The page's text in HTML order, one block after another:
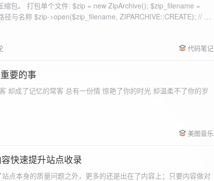
缩包。 打包单个文件: $zip = new ZipArchive(); $zip_filename =
// 打
也就是原文件所在的路径 $zip-
压缩包 //遍历文件 foreach($fileList as
* @param $path 文件夹路径 * @param $zip zip 对象 */ function
代码笔记
要的事
却成了记忆的常客 总有一份情 惊艳了你的时光 却温柔不了你的岁
美图音乐
快速提升站点收录
点本身的质量问题之外，更多的还是出在了内容上；只要内容做对